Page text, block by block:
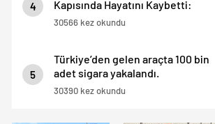
4
Kapısında Hayatını Kaybetti:
“İnsan Hayatı Bu Kadar Ucuz
30566 kez okundu
5
Türkiye’den gelen araçta 100 bin
adet sigara yakalandı.
30390 kez okundu